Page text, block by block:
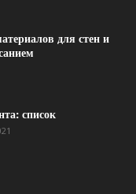
для стен и
список